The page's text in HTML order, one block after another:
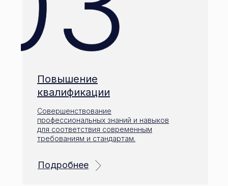
Повышение
квалификации
Совершенствование
профессиональных знаний и навыков
для соответствия современным
требованиям и стандартам.
Подробнее